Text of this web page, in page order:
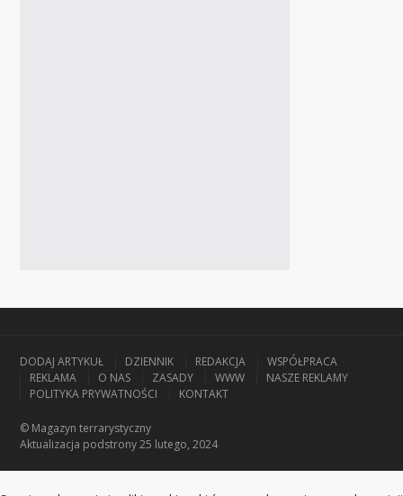
DODAJ ARTYKUŁ DZIENNIK REDAKCJA
WSPÓŁPRACA
REKLAMA
O NAS ZASADY WWW
NASZE REKLAMY
POLITYKA PRYWATNOŚCI
KONTAKT
© Magazyn terrarystyczny
Aktualizacja podstrony 25 lutego, 2024